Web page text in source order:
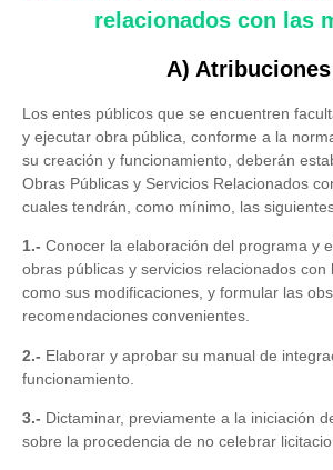
relacionados con las
A) Atribuciones
Los entes públicos que se encuentren
y ejecutar obra pública, conforme a la
su creación y funcionamiento, deberán
Obras Públicas y Servicios Relacionados
cuales tendrán, como mínimo, las
1.- Conocer la elaboración del programa y
obras públicas y servicios relacionados con
como sus modificaciones, y formular las
recomendaciones convenientes.
2.- Elaborar y aprobar su manual de
funcionamiento.
3.- Dictaminar, previamente a la iniciación
sobre la procedencia de no celebrar